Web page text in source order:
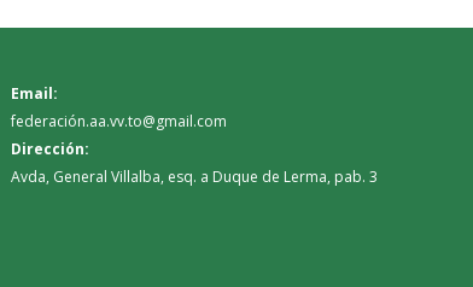
Email:
federación.aa.vv.to@gmail.com
Dirección:
Avda, General Villalba, esq. a Duque de Lerma, pab. 3